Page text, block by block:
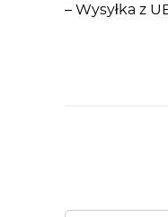
– Wysyłka z